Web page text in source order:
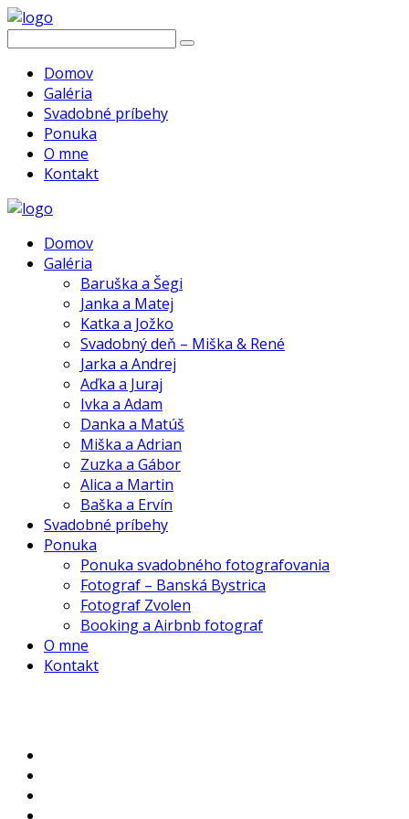
Domov
Galéria
Svadobné príbehy
Ponuka
O mne
Kontakt
Domov
Galéria
Baruška a Šegi
Janka a Matej
Katka a Jožko
Svadobný deň – Miška & René
Jarka a Andrej
Aďka a Juraj
Ivka a Adam
Danka a Matúš
Miška a Adrian
Zuzka a Gábor
Alica a Martin
Baška a Ervín
Svadobné príbehy
Ponuka
Ponuka svadobného fotografovania
Fotograf – Banská Bystrica
Fotograf Zvolen
Booking a Airbnb fotograf
O mne
Kontakt